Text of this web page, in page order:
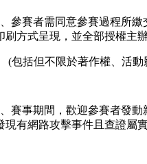
參賽者需同意參賽過程所
刷方式呈現，並全部授權主
(包括但不限於著作權、活動
賽事期間，歡迎參賽者發
現有網路攻擊事件且查證屬